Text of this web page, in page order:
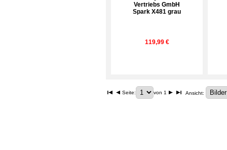
Vertriebs GmbH
Spark X481 grau
119,99 €
Seite: von 1 Ansicht: